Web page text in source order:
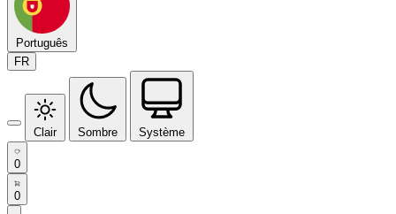
Português
FR
Clair Sombre Système
0
0